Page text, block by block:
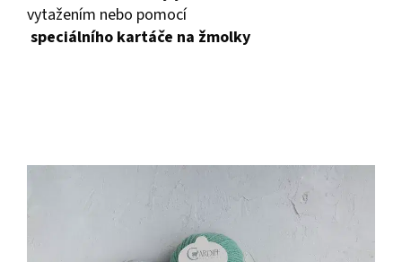
vytažením nebo pomocí
speciálního kartáče na žmolky